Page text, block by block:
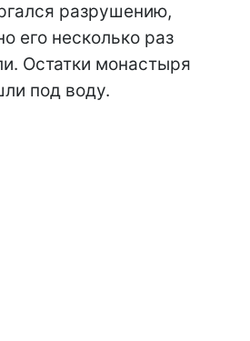
разрушению,
его несколько раз
Остатки монастыря
под воду.